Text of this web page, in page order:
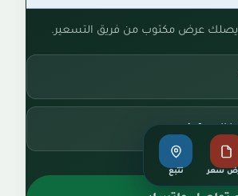
عرض مكتوب من فريق التسعير.
سعر تتبع